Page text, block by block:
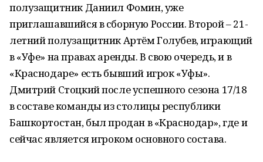
полузащитник Даниил Фомин, уже
приглашавшийся в сборную России. Второй – 21-
летний полузащитник Артём Голубев, играющий
в «Уфе» на правах аренды. В свою очередь, и в
«Краснодаре» есть бывший игрок «Уфы».
Дмитрий Стоцкий после успешного сезона 17/18
в составе команды из столицы республики
Башкортостан, был продан в «Краснодар», где и
сейчас является игроком основного состава.